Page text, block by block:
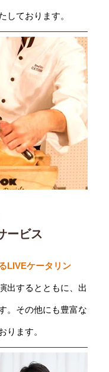
しております。
ービス
LIVEケータリン
出するとともに、出
。その他にも豊富な
ります。